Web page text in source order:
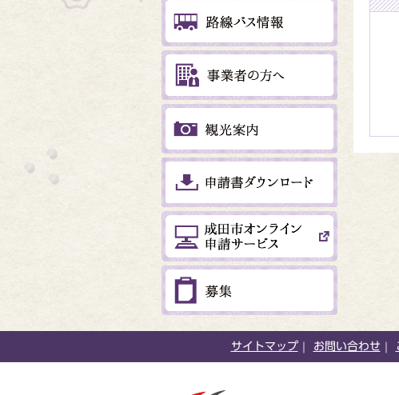
サイトマップ お問い合わせ